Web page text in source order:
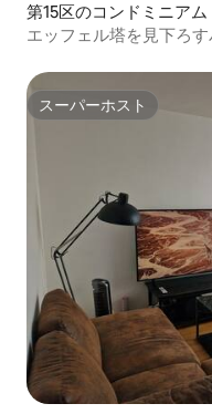
第15区のコンドミニアム
エッフェル塔を見下ろ
スーパーホスト
スーパーホスト